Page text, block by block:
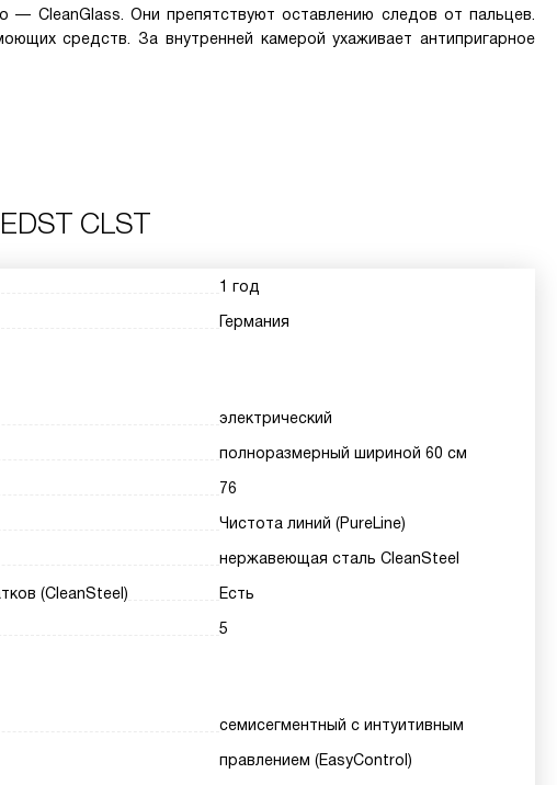
— CleanGlass. Они препятствуют оставлению следов от пальцев.
средств. За внутренней камерой ухаживает антипригарное
CLST
1 год
Германия
электрический
полноразмерный шириной 60 см
76
Чистота линий (PureLine)
нержавеющая сталь CleanSteel
(CleanSteel)
Есть
5
семисегментный с интуитивным
правлением (EasyControl)